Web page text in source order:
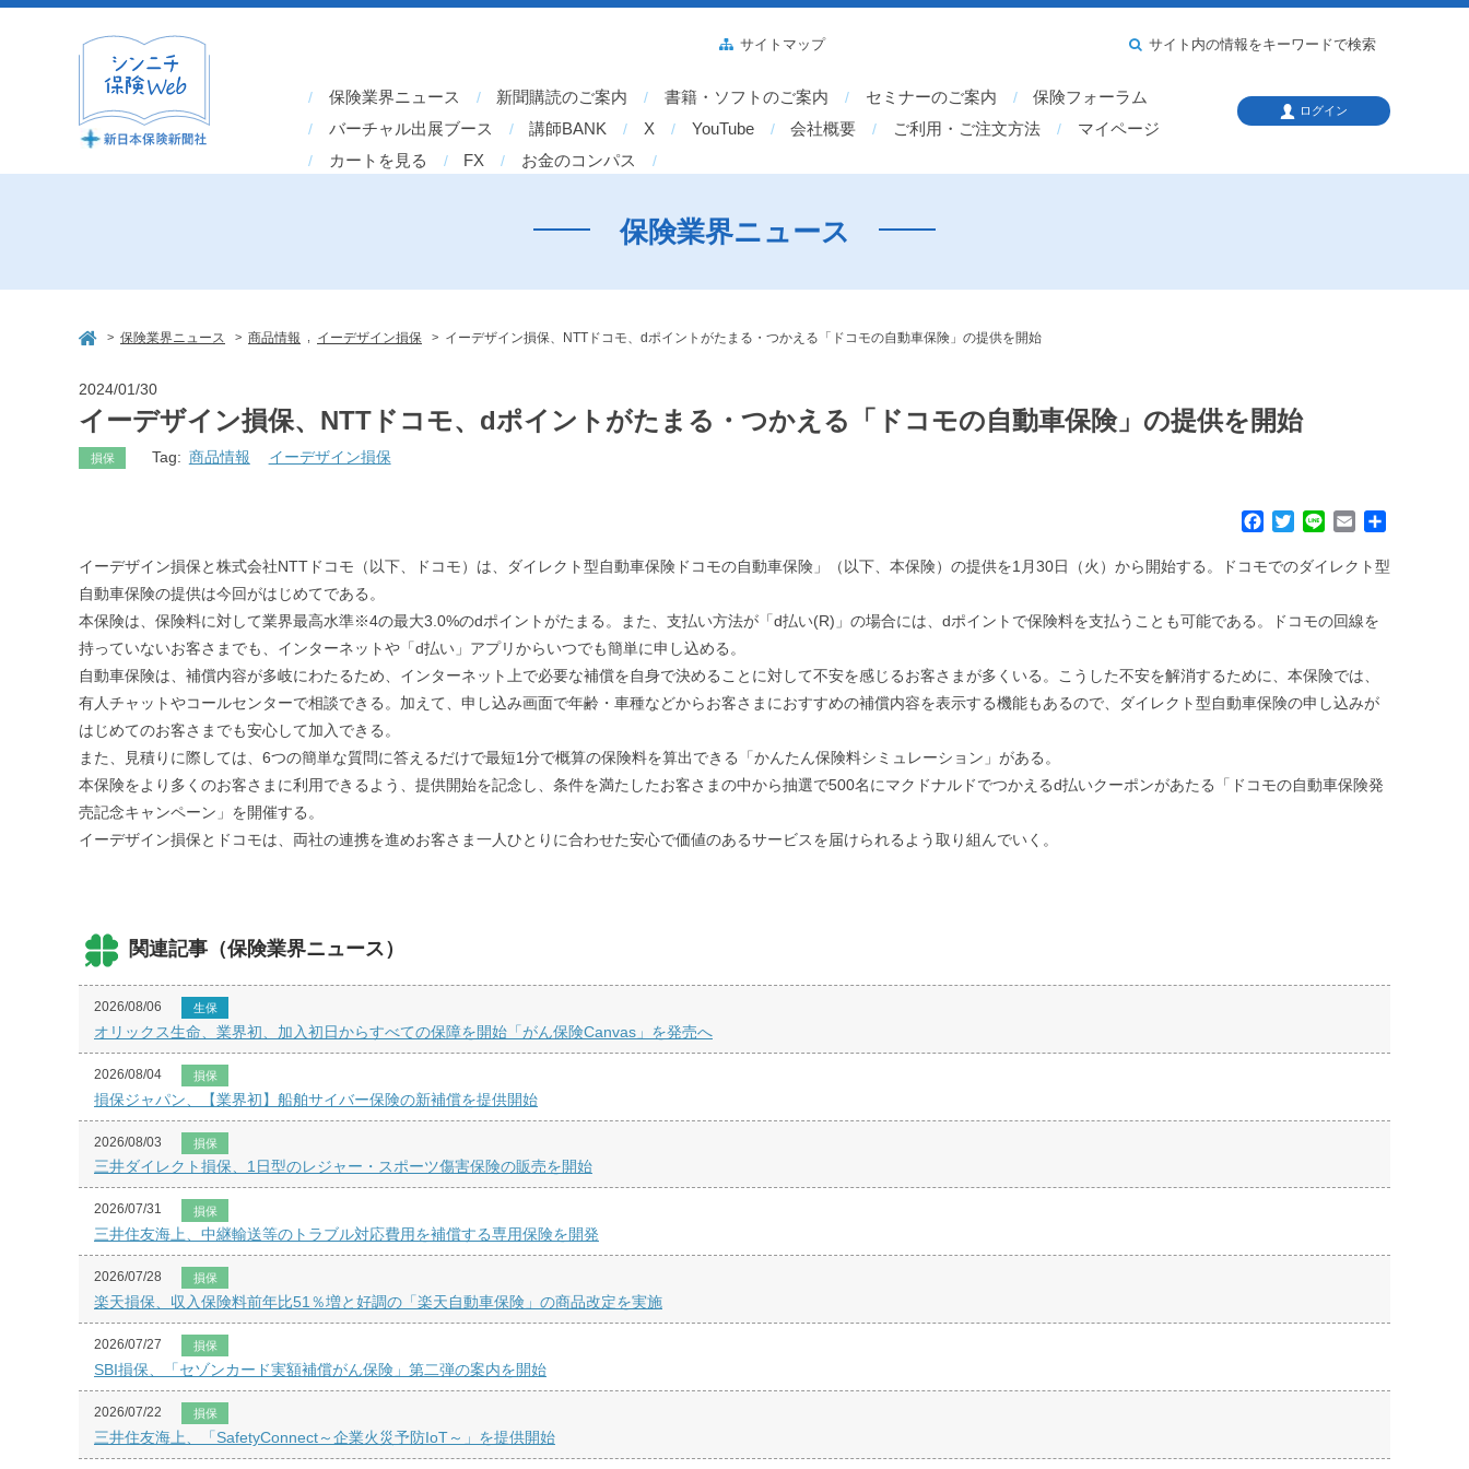
保険業界ニュース 新聞購読のご案内 書籍・ソフトのご案内 セミナーのご案内
保険フォーラム
バーチャル出展ブース
講師BANK X YouTube 会社概要 ご利用・ご注文方法
マイページ
カートを見る
FX お金のコンパス
サイトマップ サイト内の情報をキーワードで検索
ログイン
保険業界ニュース
> 保険業界ニュース > 商品情報 イーデザイン損保 > イーデザイン損保、NTTドコモ、dポイントがたまる・つかえる「ドコモの自動車保険」の提供を開始
2024/01/30
イーデザイン損保、NTTドコモ、dポイントがたまる・つかえる「ドコモの自動車保険」の提供を開始
損保 Tag: 商品情報 イーデザイン損保
c
k
i
e
n
a
イーデザイン損保と株式会社NTTドコモ（以下、ドコモ）は、ダイレクト型自動車保険ドコモの自動車保険」（以下、本保険）の提供を1月30日（火）から開始する。ドコモでのダイレクト型
自動車保険の提供は今回がはじめてである。
本保険は、保険料に対して業界最高水準※4の最大3.0%のdポイントがたまる。また、支払い方法が「d払い(R)」の場合には、dポイントで保険料を支払うことも可能である。ドコモの回線を
持っていないお客さまでも、インターネットや「d払い」アプリからいつでも簡単に申し込める。
自動車保険は、補償内容が多岐にわたるため、インターネット上で必要な補償を自身で決めることに対して不安を感じるお客さまが多くいる。こうした不安を解消するために、本保険では、
有人チャットやコールセンターで相談できる。加えて、申し込み画面で年齢・車種などからお客さまにおすすめの補償内容を表示する機能もあるので、ダイレクト型自動車保険の申し込みが
はじめてのお客さまでも安心して加入できる。
また、見積りに際しては、6つの簡単な質問に答えるだけで最短1分で概算の保険料を算出できる「かんたん保険料シミュレーション」がある。
本保険をより多くのお客さまに利用できるよう、提供開始を記念し、条件を満たしたお客さまの中から抽選で500名にマクドナルドでつかえるd払いクーポンがあたる「ドコモの自動車保険発
売記念キャンペーン」を開催する。
イーデザイン損保とドコモは、両社の連携を進めお客さま一人ひとりに合わせた安心で価値のあるサービスを届けられるよう取り組んでいく。
関連記事（保険業界ニュース）
2026/08/06 生保
オリックス生命、業界初、加入初日からすべての保障を開始「がん保険Canvas」を発売へ
2026/08/04 損保
損保ジャパン、【業界初】船舶サイバー保険の新補償を提供開始
2026/08/03 損保
三井ダイレクト損保、1日型のレジャー・スポーツ傷害保険の販売を開始
2026/07/31 損保
三井住友海上、中継輸送等のトラブル対応費用を補償する専用保険を開発
2026/07/28 損保
楽天損保、収入保険料前年比51％増と好調の「楽天自動車保険」の商品改定を実施
2026/07/27 損保
SBI損保、「セゾンカード実額補償がん保険」第二弾の案内を開始
2026/07/22 損保
三井住友海上、「SafetyConnect～企業火災予防IoT～」を提供開始